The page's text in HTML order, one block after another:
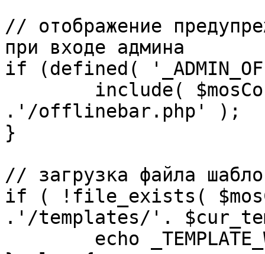
// отображение
при входе админа
if (defined(
.'/offlinebar.php' );
}
// загрузка файла
if ( !file_exists(
.'/templates/'.